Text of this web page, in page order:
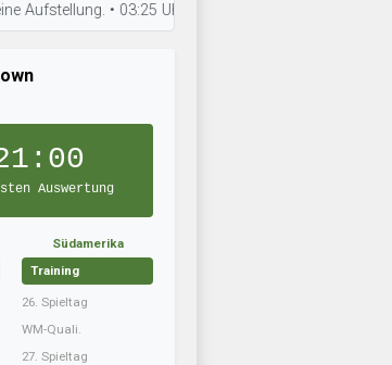
• 03:25 Uhr: Eiði Deiggj Víkingur trainiert
Auswertung
Südamerika
Training
26. Spieltag
WM-Quali.
27. Spieltag